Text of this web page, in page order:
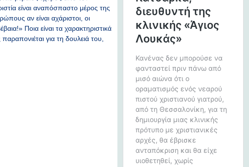
είναι αναπόσπαστο μέρος της
αν είναι αχάριστοι, οι
Ποια είναι τα χαρακτηριστικά
για τη δουλειά του,